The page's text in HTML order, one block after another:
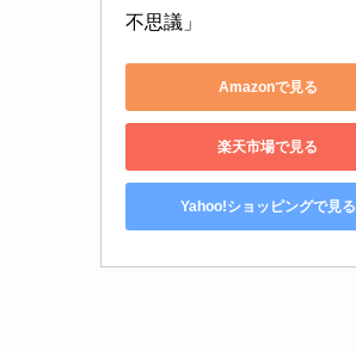
不思議」
Amazonで見る
楽天市場で見る
Yahoo!ショッピングで見る